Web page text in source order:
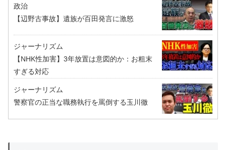
政治
【辺野古事故】遺族が百田発言に激怒
ジャーナリズム
【NHK性加害】3年放置は意図的か：お粗末
すぎる対応
ジャーナリズム
警察官の正当な職務執行を罵倒する玉川徹